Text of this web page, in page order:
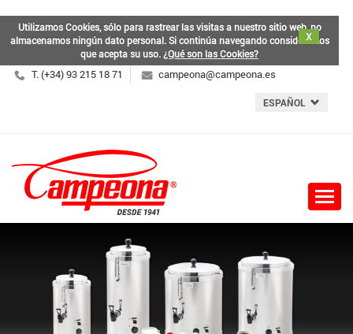
Utilizamos Cookies, sólo para rastrear las visitas a nuestro sitio web, no
almacenamos ningún dato personal. Si continúa navegando consideramos
que acepta su uso.
X
¿Qué son las Cookies?
T. (+34) 93 215 18 71 campeona@campeona.es
ESPAÑOL
Toggle